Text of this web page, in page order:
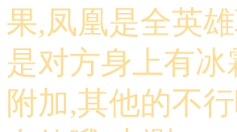
果,凤凰是全英
是对方身上有
附加,其他的不